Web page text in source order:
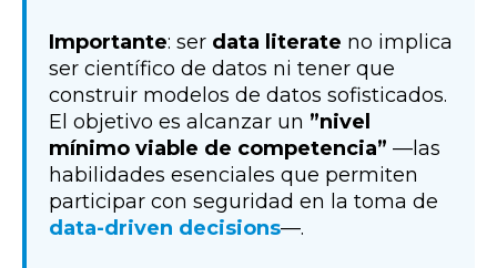
Importante: ser data literate no implica
ser científico de datos ni tener que
construir modelos de datos sofisticados.
El objetivo es alcanzar un ”nivel
mínimo viable de competencia” —las
habilidades esenciales que permiten
participar con seguridad en la toma de
data-driven decisions—.